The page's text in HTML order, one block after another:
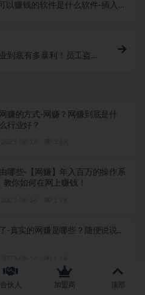
以赚钱的软件是什么软件-插入一
到底有多暴利！员工盗
赚的方式-网赚？网赚到底是什
行业好？
哪些-【网赚】年入百万的操作系
你如何在网上赚钱！
-真实的网赚是哪些？随便说说..
的了解过网赚吗？
合伙人 加盟商 顶部